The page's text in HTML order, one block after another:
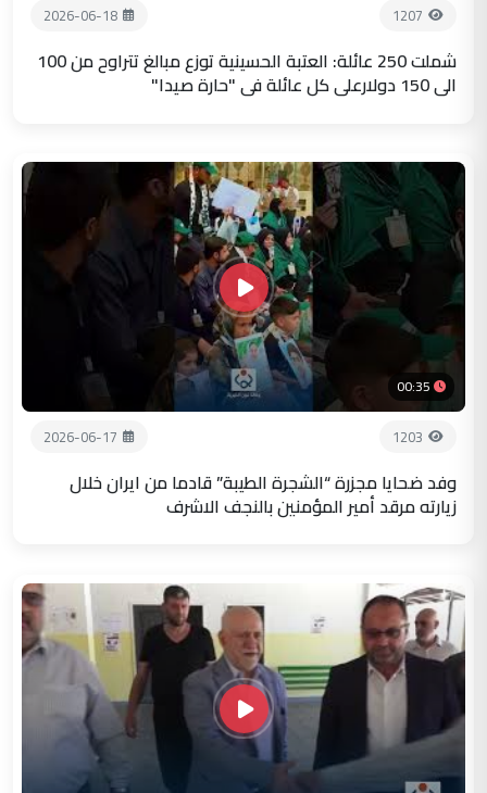
1207
2026-06-18
شملت 250 عائلة: العتبة الحسينية توزع مبالغ تتراوح من 100
الى 150 دولارعلى كل عائلة في "حارة صيدا"
00:35
1203
2026-06-17
وفد ضحايا مجزرة “الشجرة الطيبة” قادما من ايران خلال
زيارته مرقد أمير المؤمنين بالنجف الاشرف